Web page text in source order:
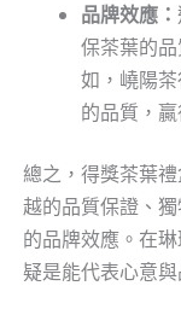
品牌效應：
保茶葉的
如，嶢陽
的品質，
總之，得獎茶葉
越的品質保證、
的品牌效應。在
疑是能代表心意